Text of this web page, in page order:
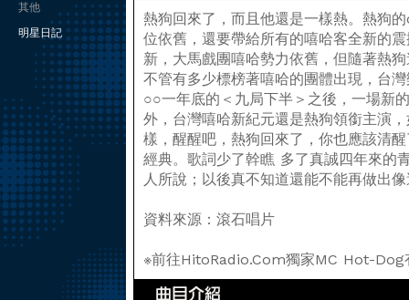
其他
明星日記
熱狗回來了，而且他還是一樣熱。熱狗
位依舊，還要帶給所有的嘻哈客全新的
新，大馬戲團嘻哈勢力依舊，但隨著熱
不管有多少標榜著嘻哈的團體出現，台
○○一年底的＜九局下半＞之後，一場新
外，台灣嘻哈新紀元還是熱狗領銜主演
樣，醒醒吧，熱狗回來了，你也應該清
經典。歌詞少了幹瞧 多了真誠四年來的
人所說；以後真不知道還能不能再做出
資料來源：滾石唱片
※前往HitoRadio.Com獨家MC Hot-Dog